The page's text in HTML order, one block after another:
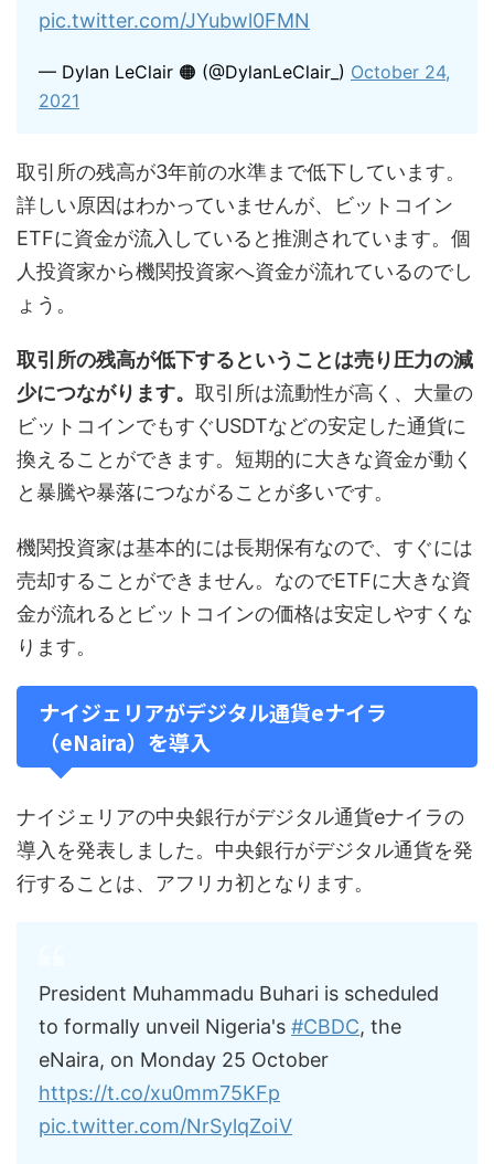
pic.twitter.com/JYubwl0FMN
— Dylan LeClair 🟠 (@DylanLeClair_) October 24,
2021
取引所の残高が3年前の水準まで低下しています。
詳しい原因はわかっていませんが、ビットコイン
ETFに資金が流入していると推測されています。個
人投資家から機関投資家へ資金が流れているのでし
ょう。
取引所の残高が低下するということは売り圧力の減
少につながります。 取引所は流動性が高く、大量の
ビットコインでもすぐUSDTなどの安定した通貨に
換えることができます。短期的に大きな資金が動く
と暴騰や暴落につながることが多いです。
機関投資家は基本的には長期保有なので、すぐには
売却することができません。なのでETFに大きな資
金が流れるとビットコインの価格は安定しやすくな
ります。
ナイジェリアがデジタル通貨eナイラ
（eNaira）を導入
ナイジェリアの中央銀行がデジタル通貨eナイラの
導入を発表しました。中央銀行がデジタル通貨を発
行することは、アフリカ初となります。
President Muhammadu Buhari is scheduled
to formally unveil Nigeria's #CBDC, the
eNaira, on Monday 25 October
https://t.co/xu0mm75KFp
pic.twitter.com/NrSylqZoiV